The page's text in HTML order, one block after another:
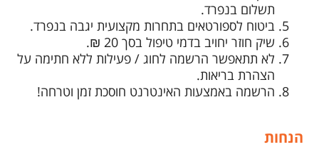
תשלום בנפרד.
ביטוח לספורטאים בתחרות מקצועית יגבה בנפרד.
שיק חוזר יחויב בדמי טיפול בסך 20 ₪.
לא תתאפשר הרשמה לחוג / פעילות ללא חתימה על
הצהרת בריאות.
הרשמה באמצעות האינטרנט חוסכת זמן וטרחה!
הנחות